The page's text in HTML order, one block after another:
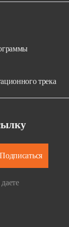
трека
Подписаться